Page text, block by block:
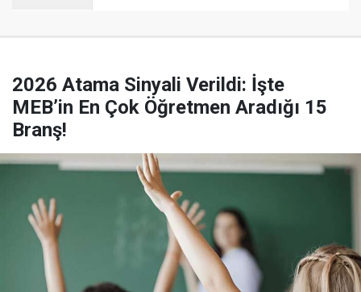
2026 Atama Sinyali Verildi: İşte
MEB’in En Çok Öğretmen Aradığı 15
Branş!